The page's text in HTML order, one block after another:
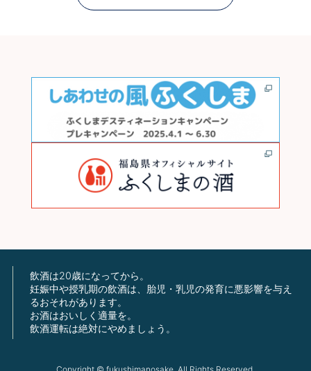
飲酒は20歳になってから。
妊娠中や授乳期の飲酒は、胎児・乳児の発育に悪影響を与え
るおそれがあります。
お酒はおいしく適量を。
飲酒運転は絶対にやめましょう。